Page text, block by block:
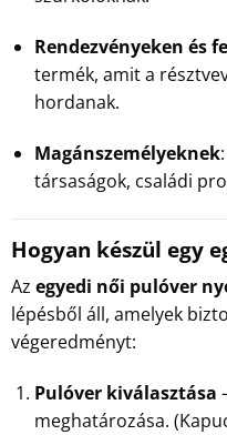
Rendezvényeken és
termék, amit a
hordanak.
Magánszemélyeknek
társaságok, családi
Hogyan készül egy
Az egyedi női pulóver
lépésből áll, amelyek
végeredményt:
Pulóver kiválasztása
meghatározása.